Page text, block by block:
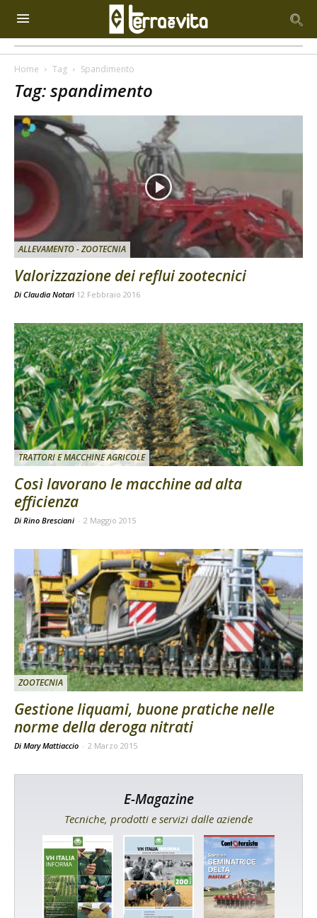
Home Tag Spandimento
Tag: spandimento
ALLEVAMENTO - ZOOTECNIA
Valorizzazione dei reflui zootecnici
Di Claudia Notari 12 Febbraio 2016
TRATTORI E MACCHINE AGRICOLE
Così lavorano le macchine ad alta
efficienza
Di Rino Bresciani - 2 Maggio 2015
ZOOTECNIA
Gestione liquami, buone pratiche nelle
norme della deroga nitrati
Di Mary Mattiaccio - 2 Marzo 2015
E-Magazine
Tecniche, prodotti e servizi dalle aziende